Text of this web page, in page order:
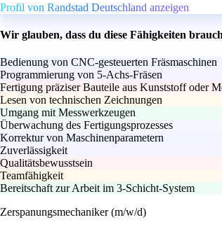
Profil von Randstad Deutschland anzeigen
Wir glauben, dass du diese Fähigkeiten
Bedienung von CNC-gesteuerten Fräsmaschinen
Programmierung von 5-Achs-Fräsen
Fertigung präziser Bauteile aus Kunststoff oder
Lesen von technischen Zeichnungen
Umgang mit Messwerkzeugen
Überwachung des Fertigungsprozesses
Korrektur von Maschinenparametern
Zuverlässigkeit
Qualitätsbewusstsein
Teamfähigkeit
Bereitschaft zur Arbeit im 3-Schicht-System
Zerspanungsmechaniker (m/w/d)